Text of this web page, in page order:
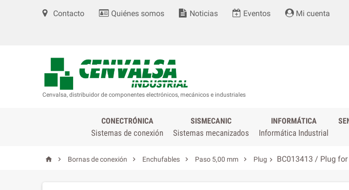
Contacto Quiénes somos Noticias Eventos Mi cuenta
Cenvalsa, distribuidor de componentes electrónicos, mecánicos e industriales
CONECTRÓNICA
Sistemas de conexión
SISMECANIC
Sistemas mecanizados
INFORMÁTICA
Informática Industrial
  Bornas de conexión  Enchufables  Paso 5,00 mm  Plug  BC013413 / Plug